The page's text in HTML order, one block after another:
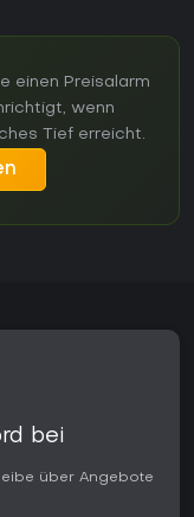
einen Preisalarm
wenn
Tief erreicht.
bei
über Angebote